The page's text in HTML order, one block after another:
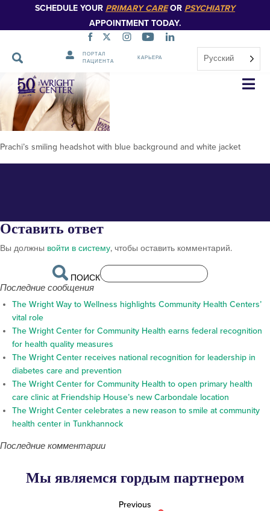
SCHEDULE YOUR PRIMARY CAREOR PSYCHIATRY
APPOINTMENT TODAY.
ПОРТАЛ
ПАЦИЕНТА
КАРЬЕРА Русский
Пропустить
навигацию
Prachi Agarwal
Prachi’s smiling headshot with blue background and white jacket
Оставить ответ
Вы должны войти в систему, чтобы оставить комментарий.
ПОИСК
Последние сообщения
The Wright Way to Wellness highlights Community Health Centers’
vital role
The Wright Center for Community Health earns federal recognition
for health quality measures
The Wright Center receives national recognition for leadership in
diabetes care and prevention
The Wright Center for Community Health to open primary health
care clinic at Friendship House’s new Carbondale location
The Wright Center celebrates a new reason to smile at community
health center in Tunkhannock
Последние комментарии
Мы являемся гордым партнером
Previous